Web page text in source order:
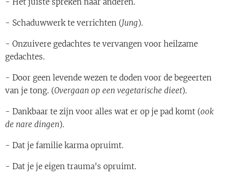
- Het juiste spreken naar anderen.
- Schaduwwerk te verrichten (Jung).
- Onzuivere gedachtes te vervangen voor heilzame
gedachtes.
- Door geen levende wezen te doden voor de begeerten
van je tong. (Overgaan op een vegetarische dieet).
- Dankbaar te zijn voor alles wat er op je pad komt (ook
de nare dingen).
- Dat je familie karma opruimt.
- Dat je je eigen trauma's opruimt.